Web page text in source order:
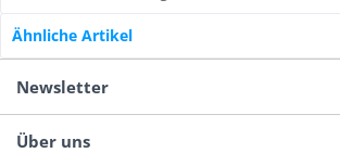
Ähnliche Artikel
Newsletter
Über uns